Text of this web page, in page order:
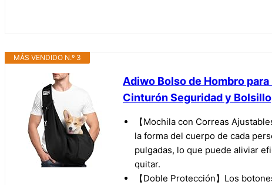
MÁS VENDIDO N.º 3
Adiwo Bolso de Hombro
Cinturón Seguridad y
【Mochila con Correas
la forma del cuerpo de cada
pulgadas, lo que puede aliviar
quitar.
【Doble Protección】Los